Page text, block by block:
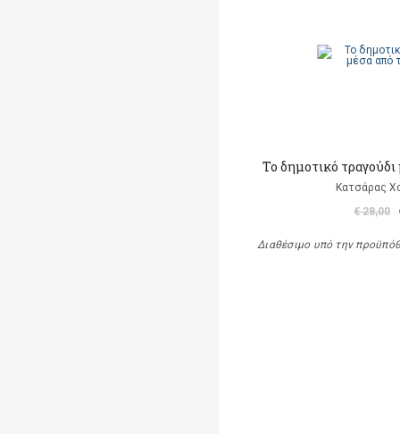
Το δημοτικό τραγούδι
Κατσάρας
€ 28,00
Διαθέσιμο υπό την